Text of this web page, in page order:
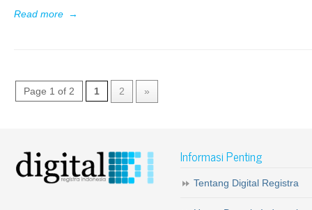
Read more →
Page 1 of 2 1 2 »
Informasi Penting
Tentang Digital Registra